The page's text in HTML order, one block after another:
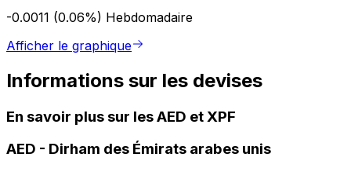
-0.0011 (0.06%) Hebdomadaire
Afficher le graphique
Informations sur les devises
En savoir plus sur les AED et XPF
AED - Dirham des Émirats arabes unis